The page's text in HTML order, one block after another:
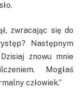
zwracając się do
Następnym
znowu mnie
Mogłaś
człowiek.”